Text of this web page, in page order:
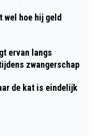
wel hoe hij geld
ervan langs
zwangerschap
de kat is eindelijk